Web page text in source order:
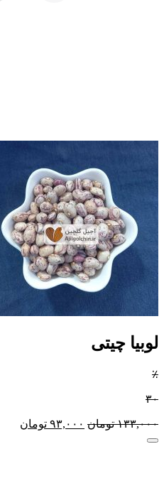
لوبیا چیتی
٪
۳۰
۱۳۳,۰۰۰ تومان ۹۳,۰۰۰ تومان